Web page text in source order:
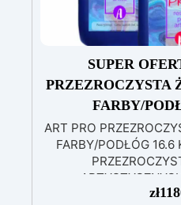
SUPER
PRZEZROCZYSTA
FARBY/
ART PRO
FARBY/PODŁÓG 16.6
Wysokowydajnazł